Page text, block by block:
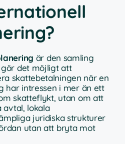
är den samling
det möjligt att
skattebetalningen när en
har intressen i mer än ett
skatteflykt, utan om att
avtal, lokala
juridiska strukturer
utan att bryta mot